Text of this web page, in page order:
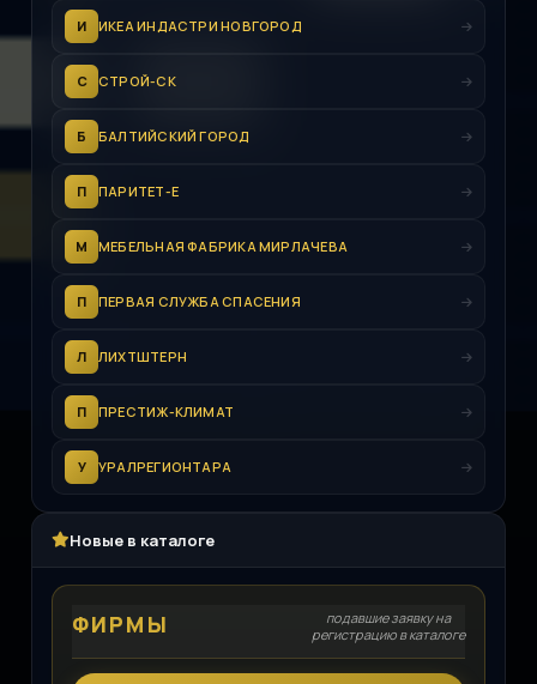
И ИКЕА ИНДАСТРИ НОВГОРОД
С СТРОЙ-СК
Б БАЛТИЙСКИЙ ГОРОД
П ПАРИТЕТ-Е
М МЕБЕЛЬНАЯ ФАБРИКА МИРЛАЧЕВА
П ПЕРВАЯ СЛУЖБА СПАСЕНИЯ
Л ЛИХТШТЕРН
П ПРЕСТИЖ-КЛИМАТ
У УРАЛРЕГИОНТАРА
Новые в каталоге
ФИРМЫ
подавшие заявку на
регистрацию в каталоге